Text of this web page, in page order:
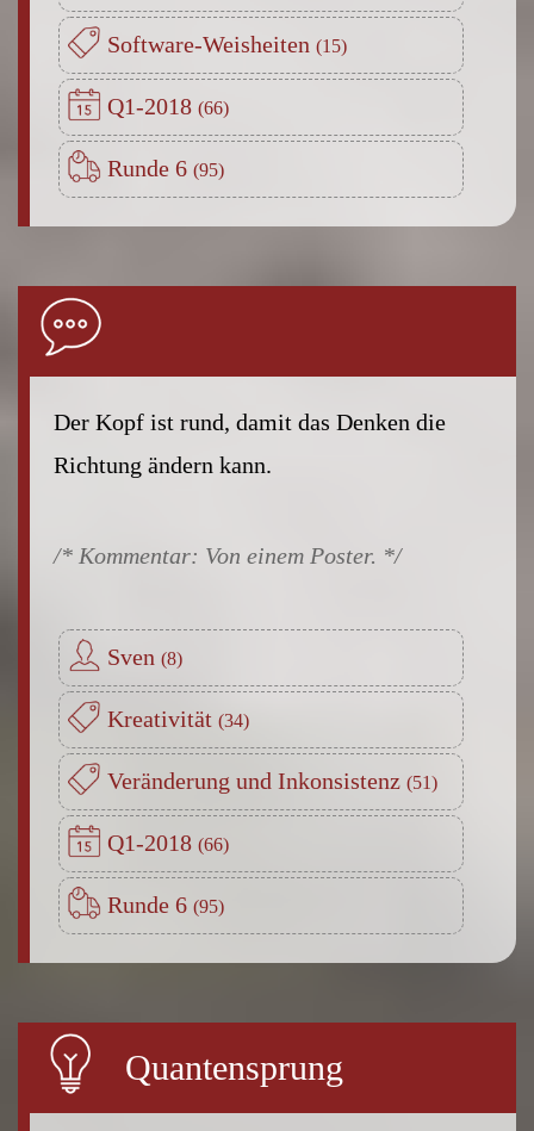
Software-Weisheiten
Q1-2018
Runde 6
Der Kopf ist rund, damit das Denken die
Richtung ändern kann.
Von einem Poster.
Sven
Kreativität
Veränderung und Inkonsistenz
Q1-2018
Runde 6
Quantensprung